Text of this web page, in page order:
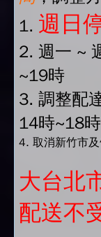
1. 週日
2. 週一 ~
~19時
3. 調整配
14時~18
4. 取消新竹市
大台北
配送不